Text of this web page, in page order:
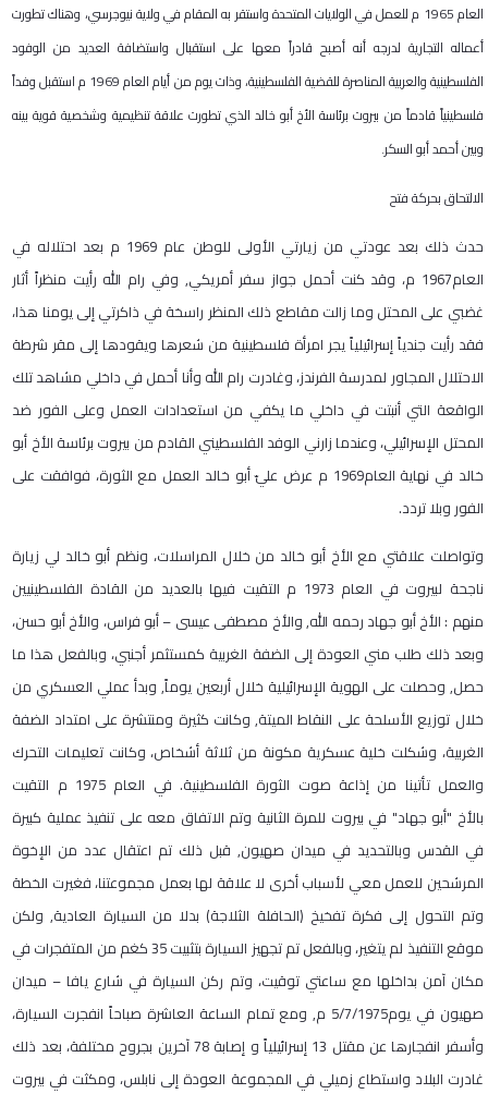
العام1965 م للعمل في الولايات المتحدة واستقر به المقام في ولاية نيوجرسي، وهناك تطورت
أعماله التجارية لدرجه أنه أصبح قادراً معها على استقبال واستضافة العديد من الوفود
الفلسطينية والعربية المناصرة للقضية الفلسطينية، وذات يوم من أيام العام1969 م استقبل وفداً
فلسطينياً قادماً من بيروت برئاسة الأخ أبو خالد الذي تطورت علاقة تنظيمية وشخصية قوية بينه
وبين أحمد أبو السكر.
الالتحاق بحركة فتح
حدث ذلك بعد عودتي من زيارتي الأولى للوطن عام 1969 م بعد احتلاله في
العام1967 م، وقد كنت أحمل جواز سفر أمريكي, وفي رام الله رأيت منظراً أثار
غضبي على المحتل وما زالت مقاطع ذلك المنظر راسخة في ذاكرتي إلى يومنا هذا،
فقد رأيت جندياً إسرائيلياً يجر امرأة فلسطينية من شعرها ويقودها إلى مقر شرطة
الاحتلال المجاور لمدرسة الفرندز، وغادرت رام الله وأنا أحمل في داخلي مشاهد تلك
الواقعة التي أنبتت في داخلي ما يكفي من استعدادات العمل وعلى الفور ضد
المحتل الإسرائيلي، وعندما زارني الوفد الفلسطيني القادم من بيروت برئاسة الأخ أبو
خالد في نهاية العام1969 م عرض عليّ أبو خالد العمل مع الثورة، فوافقت على
الفور وبلا تردد.
وتواصلت علاقتي مع الأخ أبو خالد من خلال المراسلات، ونظم أبو خالد لي زيارة
ناجحة لبيروت في العام 1973 م التقيت فيها بالعديد من القادة الفلسطينيين
منهم :الأخ أبو جهاد رحمه الله, والأخ مصطفى عيسى –أبو فراس، والأخ أبو حسن،
وبعد ذلك طلب مني العودة إلى الضفة الغربية كمستثمر أجنبي، وبالفعل هذا ما
حصل, وحصلت على الهوية الإسرائيلية خلال أربعين يوماً, وبدأ عملي العسكري من
خلال توزيع الأسلحة على النقاط الميتة, وكانت كثيرة ومنتشرة على امتداد الضفة
الغربية، وشكلت خلية عسكرية مكونة من ثلاثة أشخاص، وكانت تعليمات التحرك
والعمل تأتينا من إذاعة صوت الثورة الفلسطينية. في العام1975 م التقيت
بالأخ "أبو جهاد" في بيروت للمرة الثانية وتم الاتفاق معه على تنفيذ عملية كبيرة
في القدس وبالتحديد في ميدان صهيون, قبل ذلك تم اعتقال عدد من الإخوة
المرشحين للعمل معي لأسباب أخرى لا علاقة لها بعمل مجموعتنا، فغيرت الخطة
وتم التحول إلى فكرة تفخيخ (الحافلة الثلاجة) بدلا من السيارة العادية, ولكن
موقع التنفيذ لم يتغير، وبالفعل تم تجهيز السيارة بتثبيت35كغم من المتفجرات في
مكان آمن بداخلها مع ساعتي توقيت، وتم ركن السيارة في شارع يافا – ميدان
صهيون في يوم5/7/1975 م, ومع تمام الساعة العاشرة صباحاً انفجرت السيارة،
وأسفر انفجارها عن مقتل 13 إسرائيلياً و إصابة 78آخرين بجروح مختلفة، بعد ذلك
غادرت البلاد واستطاع زميلي في المجموعة العودة إلى نابلس، ومكثت في بيروت